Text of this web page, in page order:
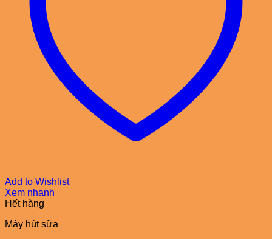
Add to Wishlist
Xem nhanh
Hết hàng
Máy hút sữa